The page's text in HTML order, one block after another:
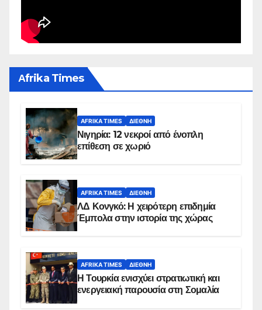
Αfrika Times
AFRIKA TIMES ΔΙΕΘΝΉ
Νιγηρία: 12 νεκροί από ένοπλη
επίθεση σε χωριό
AFRIKA TIMES ΔΙΕΘΝΉ
ΛΔ Κονγκό: Η χειρότερη επιδημία
Έμπολα στην ιστορία της χώρας
AFRIKA TIMES ΔΙΕΘΝΉ
Η Τουρκία ενισχύει στρατιωτική και
ενεργειακή παρουσία στη Σομαλία